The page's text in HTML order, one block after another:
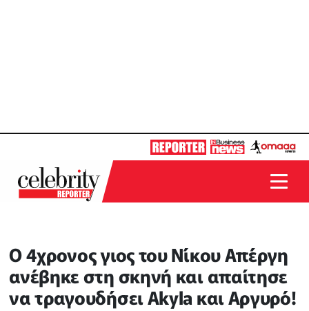
Ο 4χρονος γιος του Νίκου Απέργη
ανέβηκε στη σκηνή και απαίτησε
να τραγουδήσει Akyla και Αργυρό!